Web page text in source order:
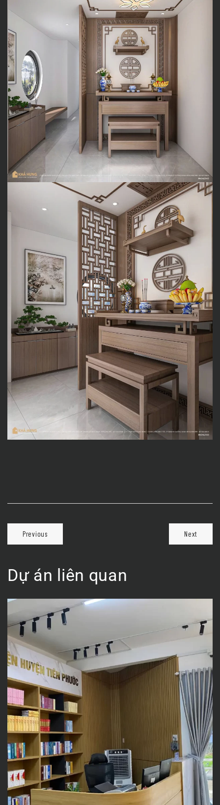
Previous Next
Dự án liên quan
THƯ VIỆN HUYỆN TIÊN PHƯỚC
– KHÔNG GIAN TRI THỨC HIỆN
ĐẠI